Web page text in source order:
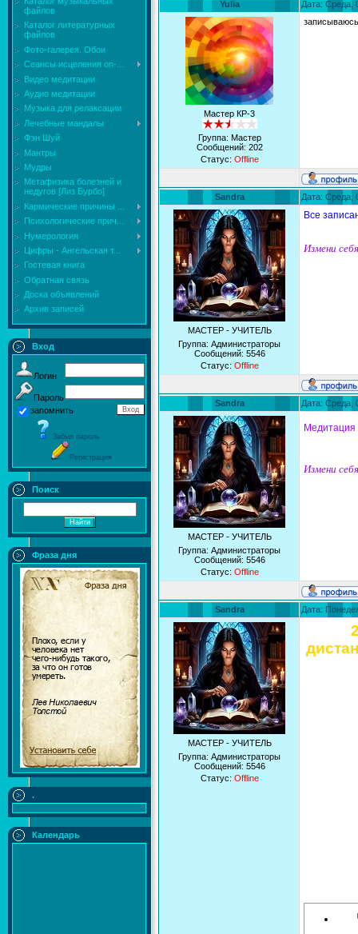
файлов
Каталог литературных
файлов
Фото-галерея. Обои
Сеансы исцеления on-...
Видео медитации
Аудио медитации
Музыка для релаксации
Лечебные мандалы
Фэн Шуй
Мантры
Мудры
Mетафизика болезней и
недугов [Лиз Бурбо]
Кармические причины ...
Психологические прич...
Нумерология
Цифры - Ангельская т...
Гостевая книга
Обратная связь
Доска объявлений
Архив записей
Вход
Логин
Пароль
запомнить
Забыл пароль
Регистрация
Поиск
Фраза дня
.
Календарь
Yulia Дата: Среда,
Мастер КР-3
Группа: Мастер
Сообщений: 202
Статус: Offline
записываюсь
Sandra Дата: Среда,
МАСТЕР - УЧИТЕЛЬ
Группа: Администраторы
Сообщений: 5546
Статус: Offline
Все
Измени
Sandra Дата: Среда,
МАСТЕР - УЧИТЕЛЬ
Группа: Администраторы
Сообщений: 5546
Статус: Offline
Измени
Sandra Дата:
МАСТЕР - УЧИТЕЛЬ
Группа: Администраторы
Сообщений: 5546
Статус: Offline